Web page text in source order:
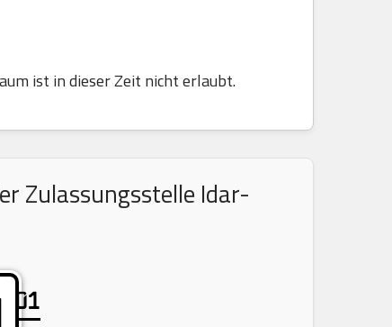
ist in dieser Zeit nicht erlaubt.
Zulassungsstelle Idar-
01